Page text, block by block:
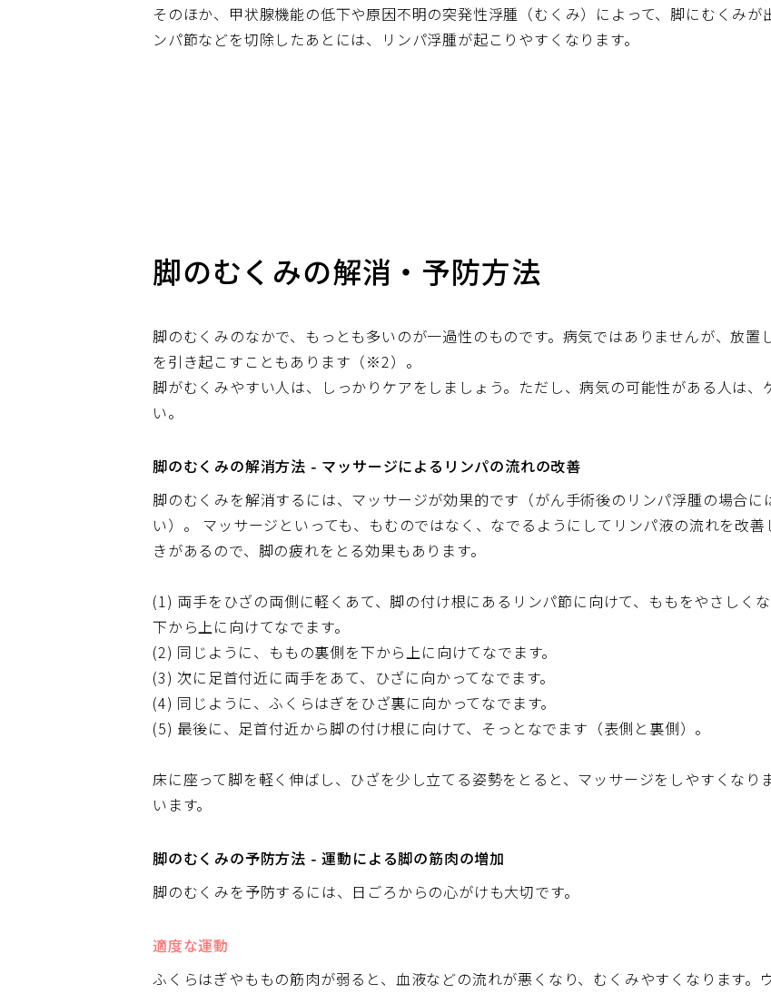
そのほか、甲状腺機能の低下や原因不明の突発性浮腫（むくみ）によって、脚にむくみが
ンパ節などを切除したあとには、リンパ浮腫が起こりやすくなります。
脚のむくみの解消・予防方法
脚のむくみのなかで、もっとも多いのが一過性のものです。病気ではありませんが、放
を引き起こすこともあります（※2）。
脚がむくみやすい人は、しっかりケアをしましょう。ただし、病気の可能性がある人は
い。
脚のむくみの解消方法 - マッサージによるリンパの流れの改善
脚のむくみを解消するには、マッサージが効果的です（がん手術後のリンパ浮腫の場合
い）。 マッサージといっても、もむのではなく、なでるようにしてリンパ液の流れを改
きがあるので、脚の疲れをとる効果もあります。
(1) 両手をひざの両側に軽くあて、脚の付け根にあるリンパ節に向けて、ももをやさしく
下から上に向けてなでます。
(2) 同じように、ももの裏側を下から上に向けてなでます。
(3) 次に足首付近に両手をあて、ひざに向かってなでます。
(4) 同じように、ふくらはぎをひざ裏に向かってなでます。
(5) 最後に、足首付近から脚の付け根に向けて、そっとなでます（表側と裏側）。
床に座って脚を軽く伸ばし、ひざを少し立てる姿勢をとると、マッサージをしやすくな
います。
脚のむくみの予防方法 - 運動による脚の筋肉の増加
脚のむくみを予防するには、日ごろからの心がけも大切です。
適度な運動
ふくらはぎやももの筋肉が弱ると、血液などの流れが悪くなり、むくみやすくなります。